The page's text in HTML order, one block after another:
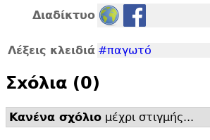
Διαδίκτυο
Λέξεις κλειδιά #παγωτό
Σxόλια (0)
Κανένα σχόλιο μέχρι στιγμής...